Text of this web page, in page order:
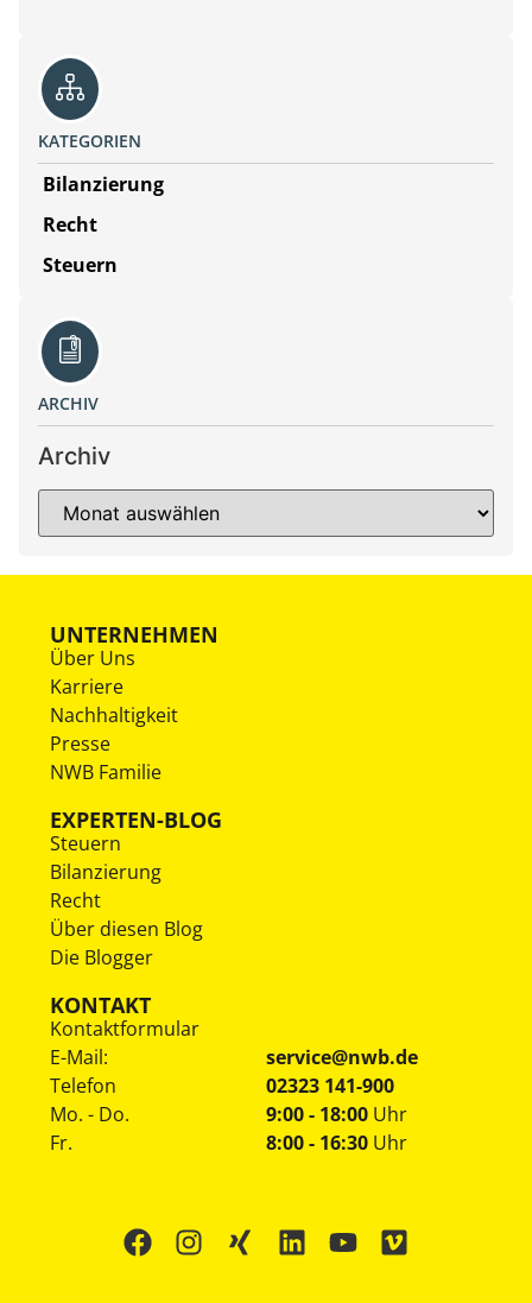
KATEGORIEN
Bilanzierung
Recht
Steuern
ARCHIV
Archiv
UNTERNEHMEN
Über Uns
Karriere
Nachhaltigkeit
Presse
NWB Familie
EXPERTEN-BLOG
Steuern
Bilanzierung
Recht
Über diesen Blog
Die Blogger
KONTAKT
Kontaktformular
E-Mail:
service@nwb.de
Telefon
02323 141-900
Mo. - Do.
Fr.
9:00 - 18:00 Uhr
8:00 - 16:30 Uhr